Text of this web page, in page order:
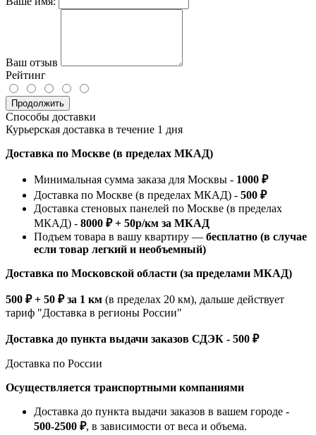
Ваш отзыв
Рейтинг
Продолжить
Способы доставки
Курьерская доставка в течение 1 дня
Доставка по Москве (в пределах МКАД)
Минимальная сумма заказа для Москвы - 1000 ₽
Доставка по Москве (в пределах МКАД) - 500 ₽
Доставка стеновых панелей по Москве (в пределах
МКАД) - 8000 ₽ + 50р/км за МКАД
Подъем товара в вашу квартиру — бесплатно (в случае
если товар легкий и необъемный)
Доставка по Московской области (за пределами МКАД)
500 ₽ + 50 ₽ за 1 км (в пределах 20 км), дальше действует
тариф "Доставка в регионы России"
Доставка до пункта выдачи заказов СДЭК - 500 ₽
Доставка по России
Осуществляется транспортными компаниями
Доставка до пункта выдачи заказов в вашем городе -
500-2500 ₽, в зависимости от веса и объема.